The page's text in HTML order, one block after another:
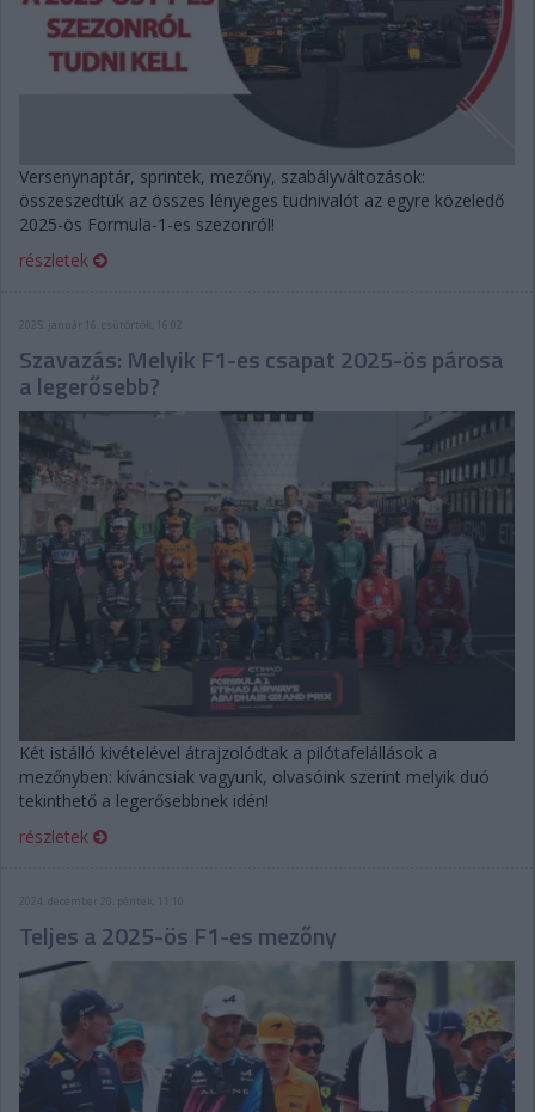
Versenynaptár, sprintek, mezőny, szabályváltozások:
összeszedtük az összes lényeges tudnivalót az egyre közeledő
2025-ös Formula-1-es szezonról!
részletek
2025. január 16. csütörtök, 16:02
Szavazás: Melyik F1-es csapat 2025-ös párosa
a legerősebb?
Két istálló kivételével átrajzolódtak a pilótafelállások a
mezőnyben: kíváncsiak vagyunk, olvasóink szerint melyik duó
tekinthető a legerősebbnek idén!
részletek
2024. december 20. péntek, 11:10
Teljes a 2025-ös F1-es mezőny